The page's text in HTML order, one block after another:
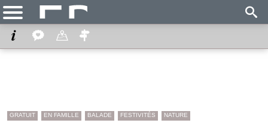
GRATUIT EN FAMILLE BALADE FESTIVITÉS NATURE